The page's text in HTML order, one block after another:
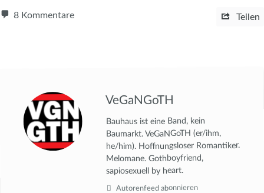
8 Kommentare Teilen
VeGaNGoTH
Bauhaus ist eine Band, kein
Baumarkt. VeGaNGoTH (er/ihm,
he/him). Hoffnungsloser Romantiker.
Melomane. Gothboyfriend,
sapiosexuell by heart.
Autorenfeed abonnieren